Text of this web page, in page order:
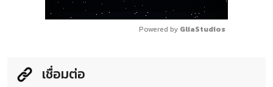
Powered by GliaStudios
เชื่อมต่อ